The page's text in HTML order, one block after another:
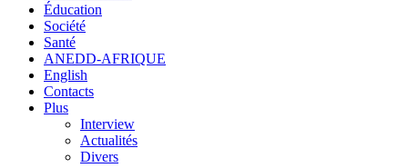
Éducation
Société
Santé
ANEDD-AFRIQUE
English
Contacts
Plus
Interview
Actualités
Divers